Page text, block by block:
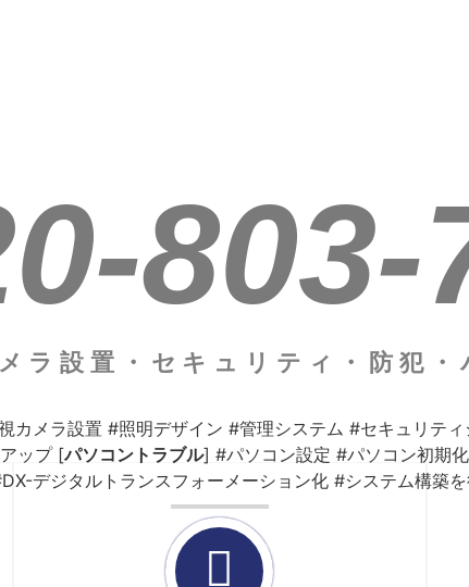
803-
ラ設置・セキュリティ・防犯・
カメラ設置 #照明デザイン #管理システム #セキュリテ
ップ [パソコントラブル] #パソコン設定 #パソコン初期
デジタルトランスフォーメーション化 #システム構築を